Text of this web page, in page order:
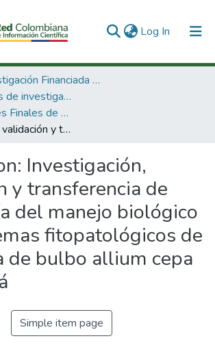
Log In (current)
1. Investigación Financiada con Recursos Públicos
1.1 Productos de investigación
1.1.1. Informes Finales de Proyectos de Investigación
Investigación, validación y transferencia de tecnología del manejo biológico de problemas fitopatológicos de la cebolla de bulbo allium cepa en Boyacá
Investigación,
y transferencia de
del manejo biológico
fitopatológicos de
de bulbo allium cepa
Simple item page